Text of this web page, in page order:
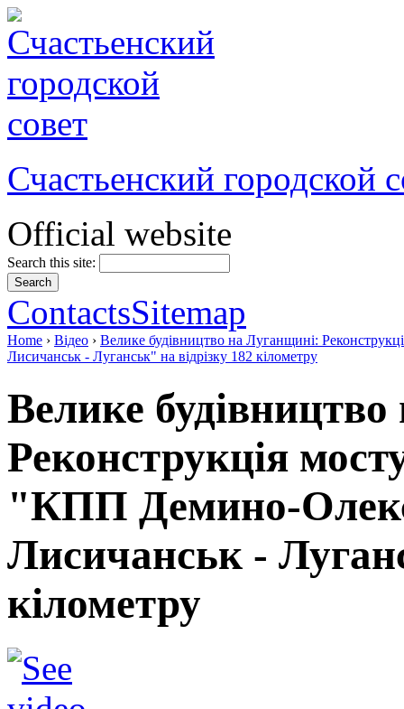
Счастьенский городской
Official website
Search this site:
ContactsSitemap
Home › Відео › Велике будівництво на Луганщині:
Лисичанськ - Луганськ" на відрізку 182 кілометру
Велике
Реконструкція
"КПП Демино-
Лисичанськ -
кілометру